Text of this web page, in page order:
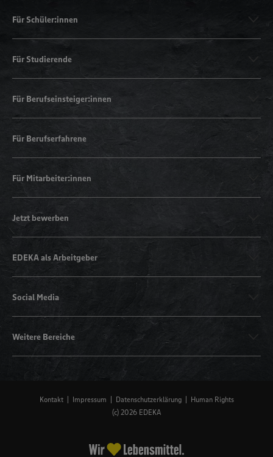
Für Schüler:innen
Für Studierende
Für Berufseinsteiger:innen
Für Berufserfahrene
Für Mitarbeiter:innen
Jetzt bewerben
EDEKA als Arbeitgeber
Social Media
Weitere Bereiche
Kontakt Impressum Datenschutzerklärung
Human Rights
(c) 2026 EDEKA